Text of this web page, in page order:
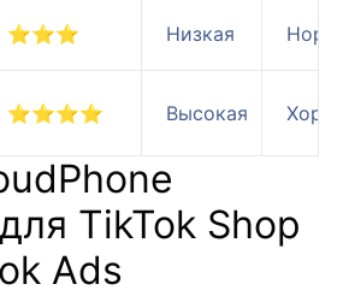
⭐⭐⭐ Низкая
⭐⭐⭐⭐ Высокая
TikTok Shop
Ads